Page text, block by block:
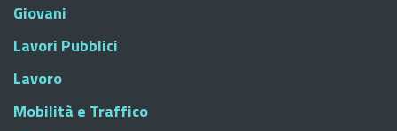
Giovani
Lavori Pubblici
Lavoro
Mobilità e Traffico